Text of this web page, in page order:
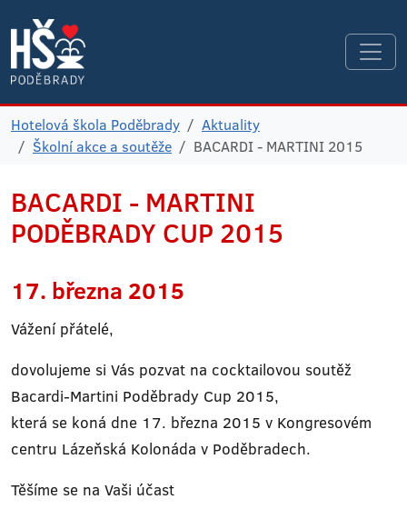
Hotelová škola Poděbrady
Aktuality
Školní akce a soutěže
BACARDI - MARTINI 2015
BACARDI - MARTINI
PODĚBRADY CUP 2015
17. března 2015
Vážení přátelé,
dovolujeme si Vás pozvat na cocktailovou soutěž
Bacardi-Martini Poděbrady Cup 2015,
která se koná dne 17. března 2015 v Kongresovém
centru Lázeňská Kolonáda v Poděbradech.
Těšíme se na Vaši účast